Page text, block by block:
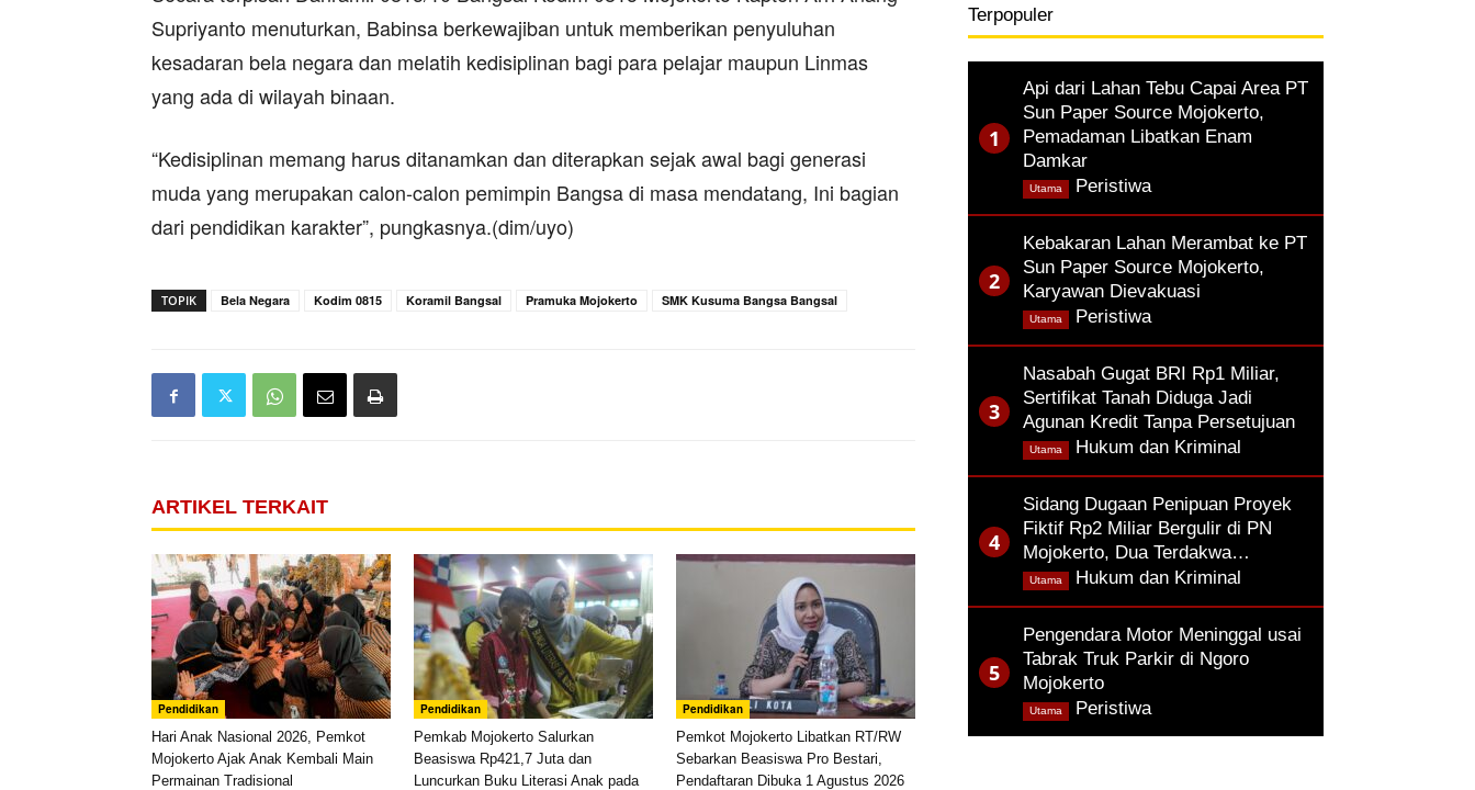
Supriyanto menuturkan, Babinsa berkewajiban untuk memberikan penyuluhan
kesadaran bela negara dan melatih kedisiplinan bagi para pelajar maupun Linmas
yang ada di wilayah binaan.
“Kedisiplinan memang harus ditanamkan dan diterapkan sejak awal bagi generasi
muda yang merupakan calon-calon pemimpin Bangsa di masa mendatang, Ini bagian
dari pendidikan karakter”, pungkasnya.(dim/uyo)
TOPIK Bela Negara Kodim 0815 Koramil Bangsal Pramuka Mojokerto SMK Kusuma Bangsa Bangsal
ARTIKEL TERKAIT
Pendidikan
Hari Anak Nasional 2026, Pemkot
Mojokerto Ajak Anak Kembali Main
Permainan Tradisional
Pendidikan
Pemkab Mojokerto Salurkan
Beasiswa Rp421,7 Juta dan
Luncurkan Buku Literasi Anak pada
Pendidikan
Pemkot Mojokerto Libatkan RT/RW
Sebarkan Beasiswa Pro Bestari,
Pendaftaran Dibuka 1 Agustus 2026
Terpopuler
Api dari Lahan Tebu Capai Area PT
Sun Paper Source Mojokerto,
Pemadaman Libatkan Enam
Damkar
Peristiwa,
Utama
Kebakaran Lahan Merambat ke PT
Sun Paper Source Mojokerto,
Karyawan Dievakuasi
Peristiwa,
Utama
Nasabah Gugat BRI Rp1 Miliar,
Sertifikat Tanah Diduga Jadi
Agunan Kredit Tanpa Persetujuan
Hukum dan Kriminal
Utama
Sidang Dugaan Penipuan Proyek
Fiktif Rp2 Miliar Bergulir di PN
Mojokerto, Dua Terdakwa…
Hukum dan Kriminal
Utama
Pengendara Motor Meninggal usai
Tabrak Truk Parkir di Ngoro
Mojokerto
Peristiwa,
Utama